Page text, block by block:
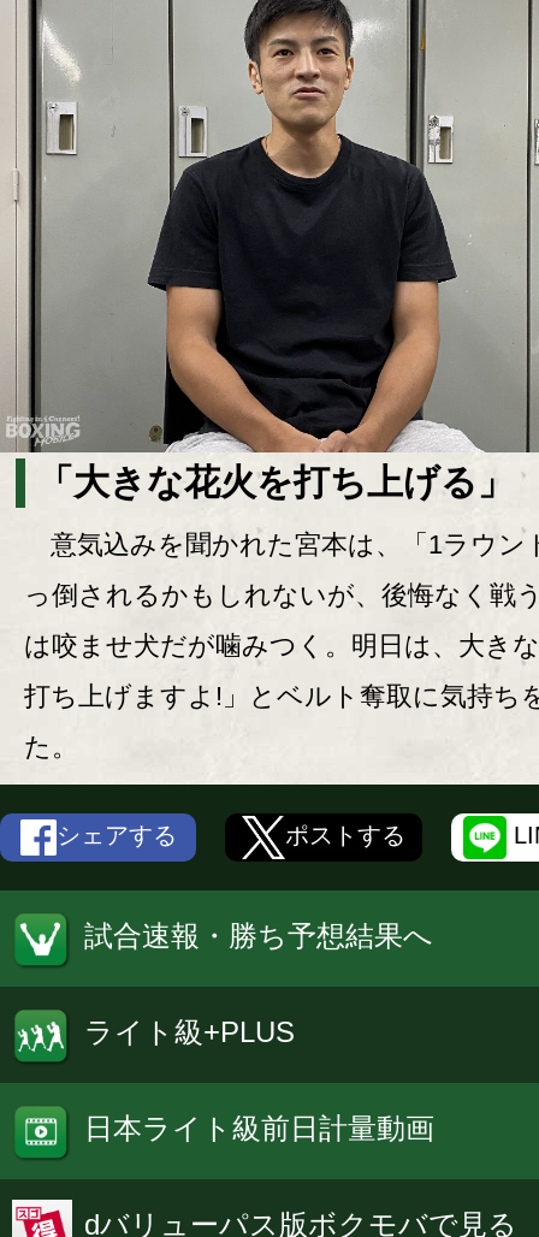
「大きな花火を打ち上げる」
意気込みを聞かれた宮本は、「1ラウン
っ倒されるかもしれないが、後悔なく戦
は咬ませ犬だが噛みつく。明日は、大き
打ち上げますよ!」とベルト奪取に気持ち
た。
シェアする ポストする
試合速報・勝ち予想結果へ
ライト級+PLUS
日本ライト級前日計量動画
dバリューパス版ボクモバで見る